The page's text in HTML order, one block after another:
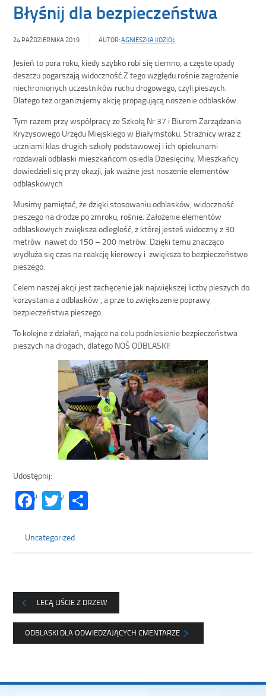
Błyśnij dla bezpieczeństwa
24 PAŹDZIERNIKA 2019 AUTOR:AGNIESZKA KOZIOŁ
Jesień to pora roku, kiedy szybko robi się ciemno, a częste opady
deszczu pogarszają widoczność.Z tego względu rośnie zagrożenie
niechronionych uczestników ruchu drogowego, czyli pieszych.
Dlatego tez organizujemy akcję propagującą noszenie odblasków.
Tym razem przy współpracy ze Szkołą Nr 37 i Biurem Zarządzania
Kryzysowego Urzędu Miejskiego w Białymstoku. Strażnicy wraz z
uczniami klas drugich szkoły podstawowej i ich opiekunami
rozdawali odblaski mieszkańcom osiedla Dziesięciny. Mieszkańcy
dowiedzieli się przy okazji, jak ważne jest noszenie elementów
odblaskowych
Musimy pamiętać, że dzięki stosowaniu odblasków, widoczność
pieszego na drodze po zmroku, rośnie. Założenie elementów
odblaskowych zwiększa odległość, z której jesteś widoczny z 30
metrów nawet do 150 – 200 metrów. Dzięki temu znacząco
wydłuża się czas na reakcję kierowcy i zwiększa to bezpieczeństwo
pieszego.
Celem naszej akcji jest zachęcenie jak największej liczby pieszych do
korzystania z odblasków , a prze to zwiększenie poprawy
bezpieczeństwa pieszego.
To kolejne z działań, mające na celu podniesienie bezpieczeństwa
pieszych na drogach, dlatego NOŚ ODBLASKI!
Udostępnij:
Facebook
Twitter
Uncategorized
LECĄ LIŚCIE Z DRZEW
ODBLASKI DLA ODWIEDZAJĄCYCH CMENTARZE